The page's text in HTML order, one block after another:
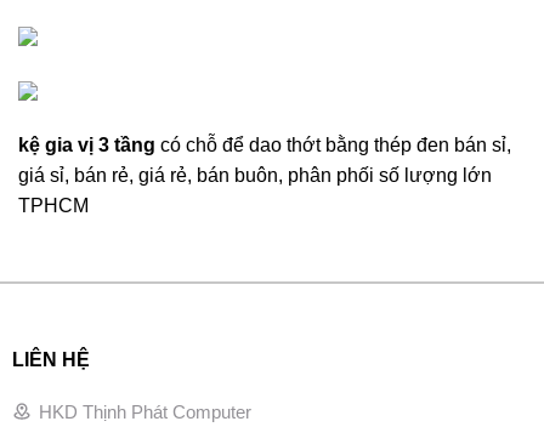
kệ gia vị 3 tầng có chỗ để dao thớt bằng thép đen bán sỉ,
giá sỉ, bán rẻ, giá rẻ, bán buôn, phân phối số lượng lớn
TPHCM
LIÊN HỆ
HKD Thịnh Phát Computer